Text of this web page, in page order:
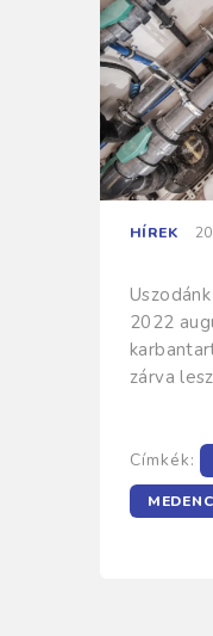
HÍREK
2022
zárva
Címkék: